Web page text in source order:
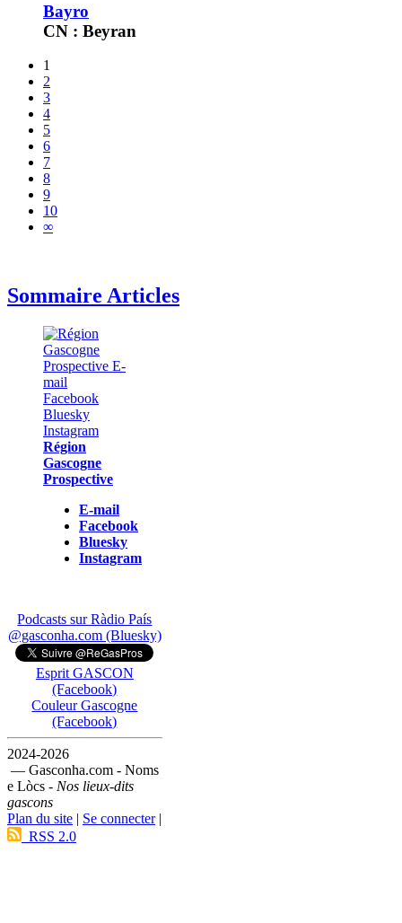
Bayro
CN : Beyran
1
2
3
4
5
6
7
8
9
10
∞
Sommaire Articles
Région
Gascogne
Prospective
E-mail
Facebook
Bluesky
Instagram
Podcasts sur Ràdio País
@gasconha.com (Bluesky)
Esprit GASCON
(Facebook)
Couleur Gascogne
(Facebook)
2024-2026
— Gasconha.com - Noms
e Lòcs - Nos lieux-dits
gascons
Plan du site | Se connecter|
RSS 2.0